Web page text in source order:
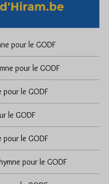
pour le GODF
pour le GODF
pour le GODF
le GODF
pour le GODF
pour le GODF